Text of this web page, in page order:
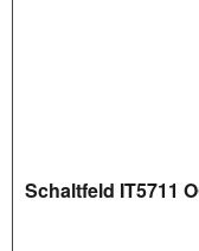
Schaltfeld IT5711